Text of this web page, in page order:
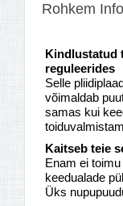
Rohkem
Kindlustatud
reguleerides
Selle
võimaldab
samas kui
Kaitseb teie
Enam ei
keedualade
Üks